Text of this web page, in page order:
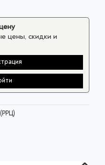
цены, скидки и